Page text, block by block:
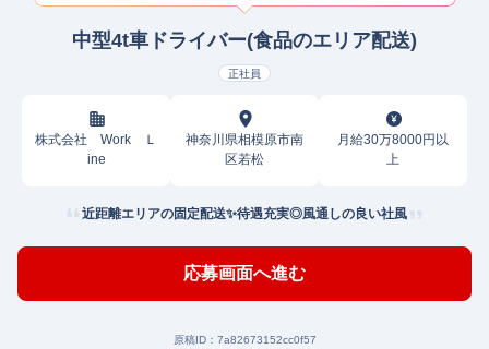
中型4t車ドライバー(食品のエリア配送)
正社員
株式会社 Work Ｌ
ine
神奈川県相模原市南
区若松
月給30万8000円以
上
近距離エリアの固定配送✨待遇充実◎風通しの良い社風
応募画面へ進む
原稿ID： 7a82673152cc0f57